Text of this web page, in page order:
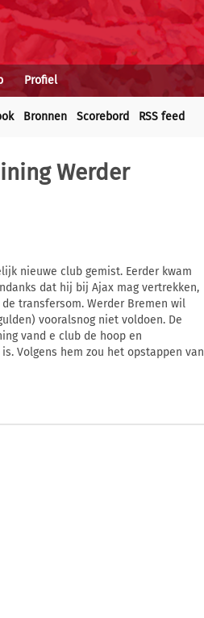
Profiel
Bronnen Scorebord RSS feed
Werder
nieuwe club gemist. Eerder kwam
dat hij bij Ajax mag vertrekken,
transfersom. Werder Bremen wil
vooralsnog niet voldoen. De
vand e club de hoop en
Volgens hem zou het opstappen van